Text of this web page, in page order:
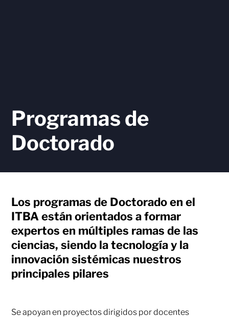
Programas de
Doctorado
Los programas de Doctorado en el
ITBA están orientados a formar
expertos en múltiples ramas de las
ciencias, siendo la tecnología y la
innovación sistémicas nuestros
principales pilares
Se apoyan en proyectos dirigidos por docentes